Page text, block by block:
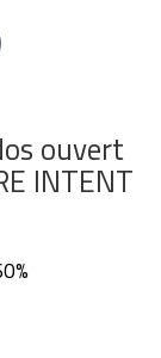
ouvert
INTENT